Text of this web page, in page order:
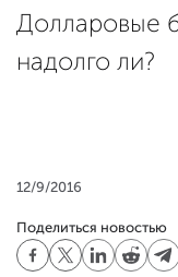
Долларовые
надолго ли?
12/9/2016
Поделиться новостью